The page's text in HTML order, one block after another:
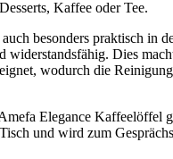
Kaffee oder Tee.
besonders praktisch in
widerstandsfähig. Dies
wodurch die
Elegance Kaffeelöffel
und wird zum